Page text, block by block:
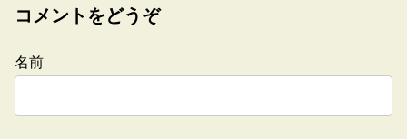
コメントをどうぞ
名前